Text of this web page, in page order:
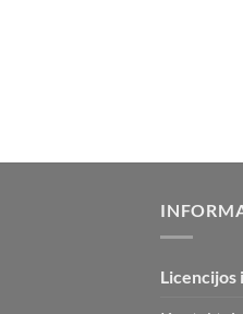
Licencijos